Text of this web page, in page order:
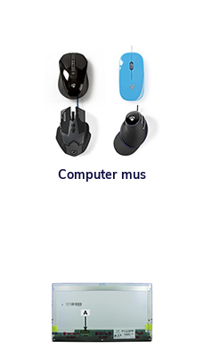
Computer mus